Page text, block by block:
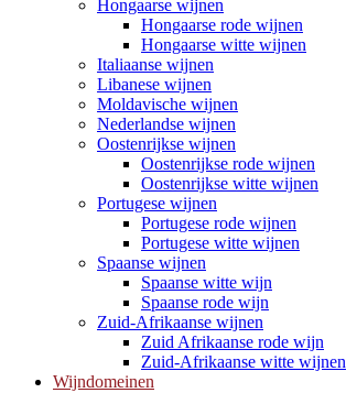
Hongaarse wijnen
Hongaarse rode wijnen
Hongaarse witte wijnen
Italiaanse wijnen
Libanese wijnen
Moldavische wijnen
Nederlandse wijnen
Oostenrijkse wijnen
Oostenrijkse rode wijnen
Oostenrijkse witte wijnen
Portugese wijnen
Portugese rode wijnen
Portugese witte wijnen
Spaanse wijnen
Spaanse witte wijn
Spaanse rode wijn
Zuid-Afrikaanse wijnen
Zuid Afrikaanse rode wijn
Zuid-Afrikaanse witte wijnen
Wijndomeinen